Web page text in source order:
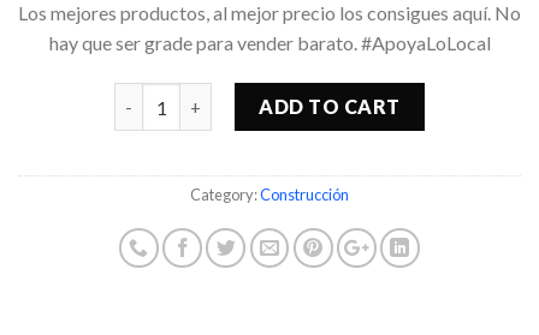
Los mejores productos, al mejor precio los consigues aquí. No
hay que ser grade para vender barato. #ApoyaLoLocal
ADD TO CART
Category:Construcción